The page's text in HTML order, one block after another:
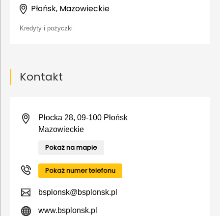
Płońsk, Mazowieckie
Kredyty i pożyczki
Kontakt
Płocka 28, 09-100 Płońsk
Mazowieckie
Pokaż na mapie
Pokaż numer telefonu
bsplonsk@bsplonsk.pl
www.bsplonsk.pl